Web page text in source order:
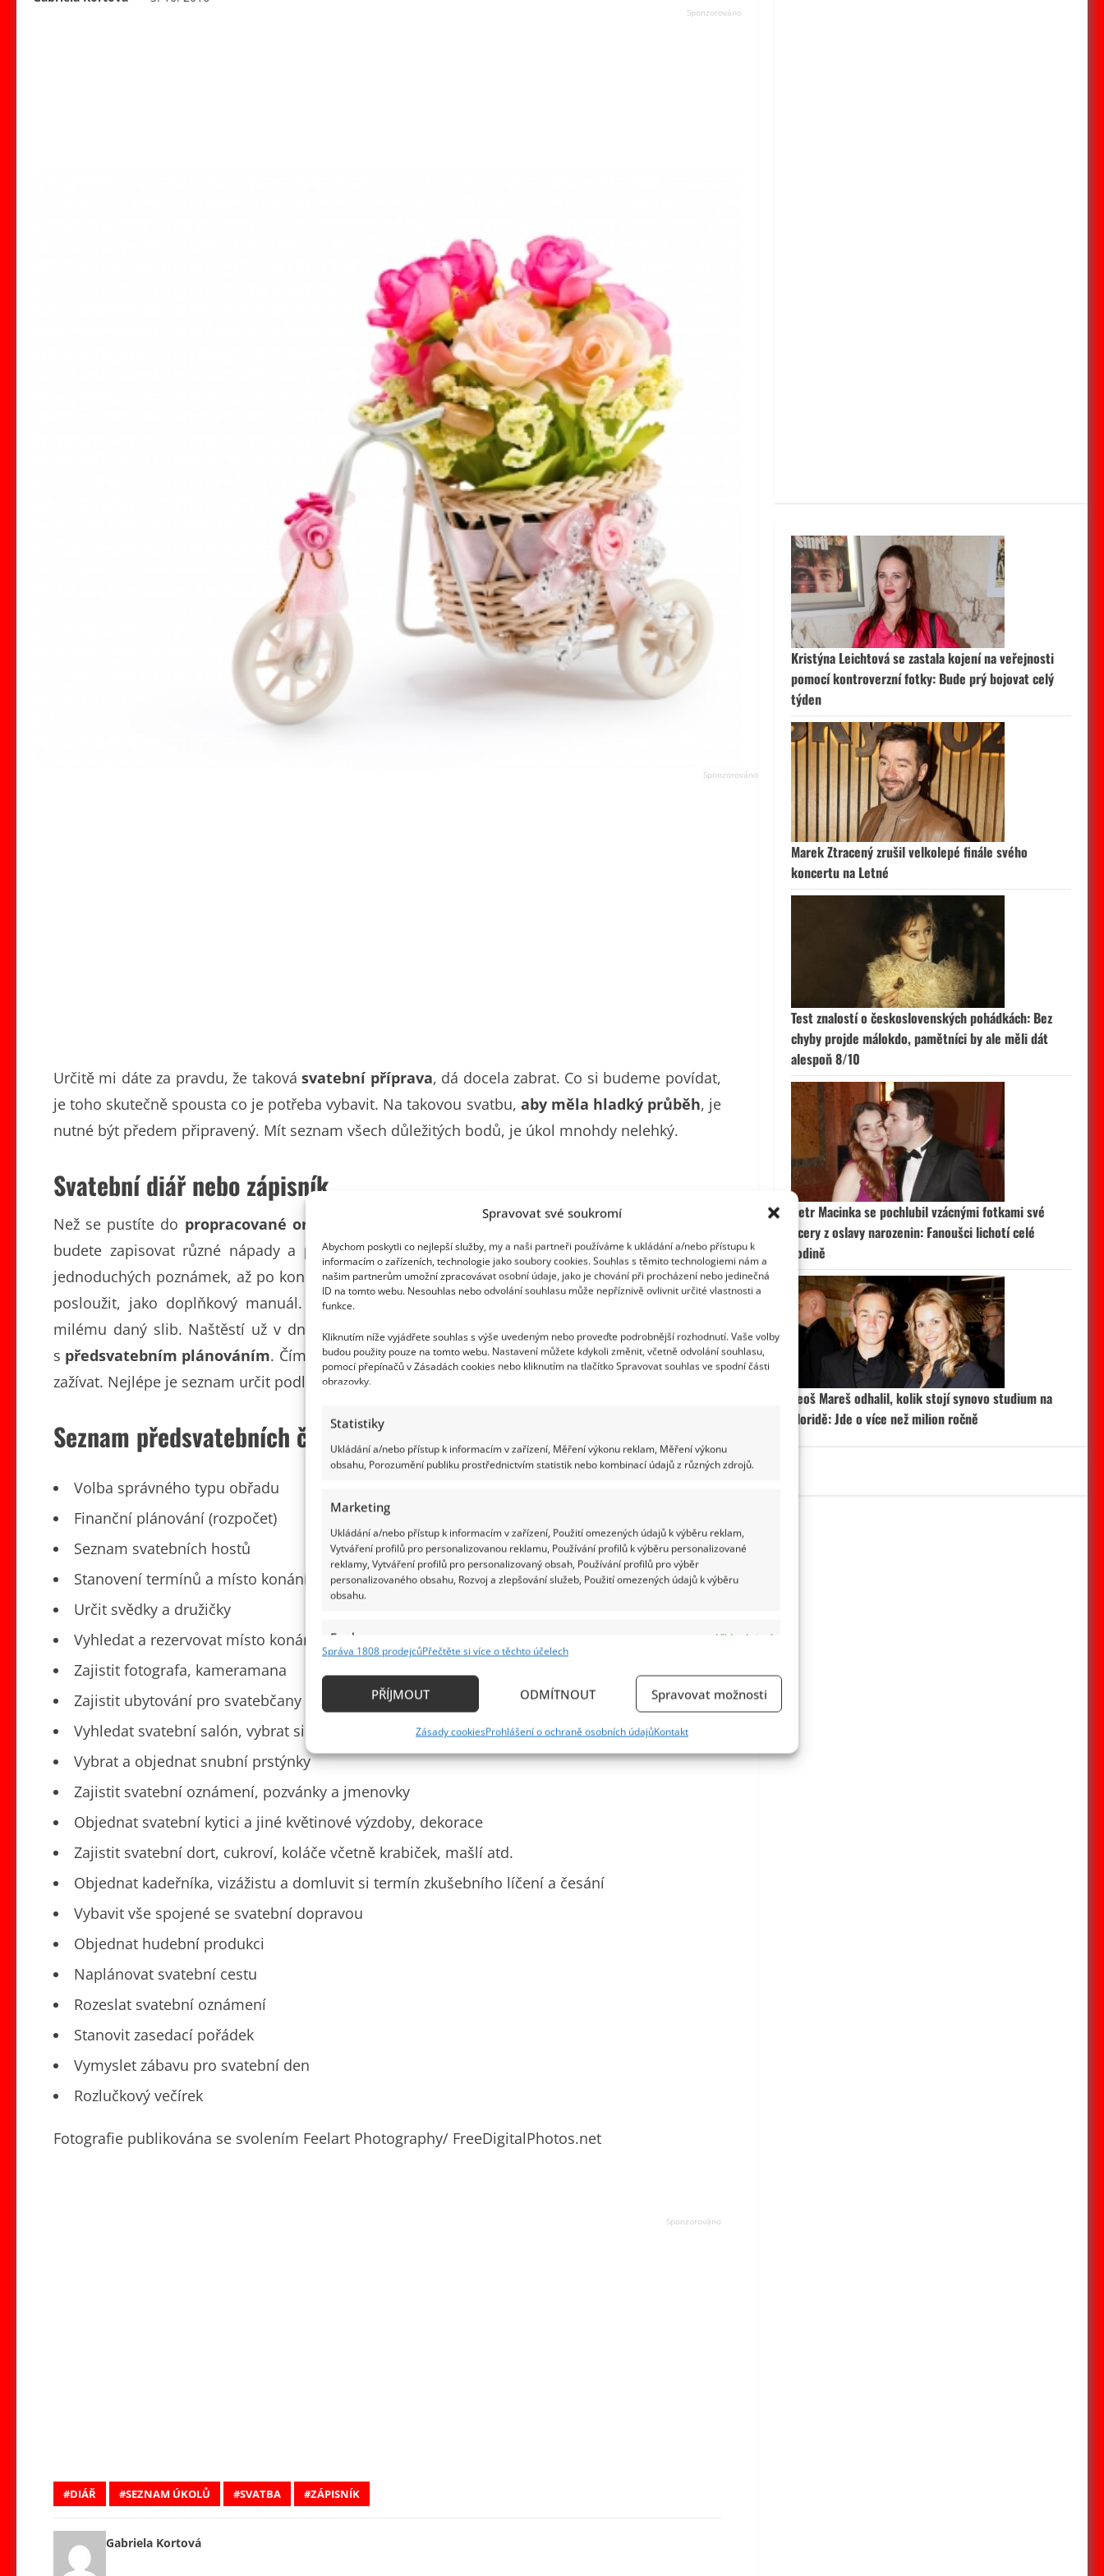
Spravovat své soukromí
Abychom poskytli co nejlepší služby, my a naši partneři používáme k ukládání a/nebo přístupu k
informacím o zařízeních, technologie jako soubory cookies. Souhlas s těmito technologiemi nám a
našim partnerům umožní zpracovávat osobní údaje, jako je chování při procházení nebo jedinečná
ID na tomto webu. Nesouhlas nebo odvolání souhlasu může nepříznivě ovlivnit určité vlastnosti a
funkce.
Kliknutím níže vyjádřete souhlas s výše uvedeným nebo proveďte podrobnější rozhodnutí. Vaše volby
budou použity pouze na tomto webu. Nastavení můžete kdykoli změnit, včetně odvolání souhlasu,
pomocí přepínačů v Zásadách cookies nebo kliknutím na tlačítko Spravovat souhlas ve spodní části
obrazovky.
Statistiky
Ukládání a/nebo přístup k informacím v zařízení, Měření výkonu reklam, Měření výkonu
obsahu, Porozumění publiku prostřednictvím statistik nebo kombinací údajů z různých zdrojů.
Marketing
Ukládání a/nebo přístup k informacím v zařízení, Použití omezených údajů k výběru reklam,
Vytváření profilů pro personalizovanou reklamu, Používání profilů k výběru personalizované
reklamy, Vytváření profilů pro personalizovaný obsah, Používání profilů pro výběr
personalizovaného obsahu, Rozvoj a zlepšování služeb, Použití omezených údajů k výběru
obsahu.
Funkce
Vždy aktivní
Identifikace zařízení na základě automaticky přenášených informací.
základě aktivně požadovaných informací.
Zajištění bezpečnosti, předcházení a zjišťování podvodů a
odstraňování chyb, Poskytování a zobrazování reklamy a
obsahu, Ukládání a sdělování voleb ochrany osobních údajů.
Správa 1808 prodejcůPřečtěte si více o těchto účelech
PŘÍJMOUT ODMÍTNOUT Spravovat možnosti
Zásady cookiesProhlášení o ochraně osobních údajůKontakt
Určitě mi dáte za pravdu, že takovásvatební příprava, dá docela zabrat. Co si budeme povídat,
je toho skutečně spousta co je potřeba vybavit. Na takovou svatbu, aby měla hladký průběh, je
nutné být předem připravený. Mít seznam všech důležitých bodů, je úkol mnohdy nelehký.
Svatební diář nebo zápisník
Než se pustíte do propracované organizace
, pořiďte si zápisník, kde mimo vytyčených bodů,
budete zapisovat různé nápady a případné změny. Je nanejvýš nutné zapisovat si vše, od
jednoduchých poznámek, až po konkrétní termíny. Dnes přinášímevztyčné body, které mohou
posloužit, jako doplňkový manuál. Doufám, že se milé dámy neleknete a nezrušíte svému
milému daný slib. Naštěstí už v dnešní době
existuje celá řada firem , které vám pomohou
s předsvatebním plánováním. Čím dříve začnete plánovat, tím méně stresových situací budete
zažívat. Nejlépe je seznam určit podle priorit, a potom postupně
Seznam předsvatebních činností
Volba správného typu obřadu
Finanční plánování (rozpočet)
Seznam svatebních hostů
Stanovení termínů a místo konání svatebního obřadu
Určit svědky a družičky
Vyhledat a rezervovat místo konání hostiny
Zajistit fotografa, kameramana
Zajistit ubytování pro svatebčany a popřípadě novomanželský apartmán
Vyhledat svatební salón, vybrat si šaty a jiné doplňky
Vybrat a objednat snubní prstýnky
Zajistit svatební oznámení, pozvánky a jmenovky
Objednat svatební kytici a jiné květinové výzdoby, dekorace
Zajistit svatební dort, cukroví, koláče včetně krabiček, mašlí atd.
Objednat kadeřníka, vizážistu a domluvit si termín zkušebního líčení a česání
Vybavit vše spojené se svatební dopravou
Objednat hudební produkci
Naplánovat svatební cestu
Rozeslat svatební oznámení
Stanovit zasedací pořádek
Vymyslet zábavu pro svatební den
Rozlučkový večírek
Fotografie publikována se svolením Feelart Photography/ FreeDigitalPhotos.net
DIÁŘ SEZNAM ÚKOLŮ SVATBA ZÁPISNÍK
Gabriela Kortová
Kristýna Leichtová se zastala kojení na veřejnosti
pomocí kontroverzní fotky: Bude prý bojovat celý
týden
Marek Ztracený zrušil velkolepé finále svého
koncertu na Letné
Test znalostí o československých pohádkách: Bez
chyby projde málokdo, pamětníci by ale měli dát
alespoň 8/10
Petr Macinka se pochlubil vzácnými fotkami své
dcery z oslavy narozenin: Fanoušci lichotí celé
rodině
Leoš Mareš odhalil, kolik stojí synovo studium na
Floridě: Jde o více než milion ročně